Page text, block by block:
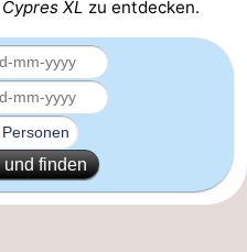
Cypres XL zu entdecken.
und finden